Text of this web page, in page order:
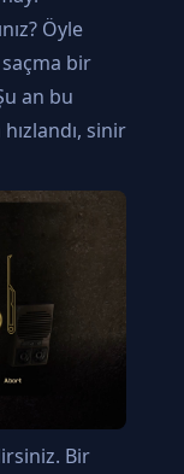
Öyle
bir
an bu
sinir
Bir